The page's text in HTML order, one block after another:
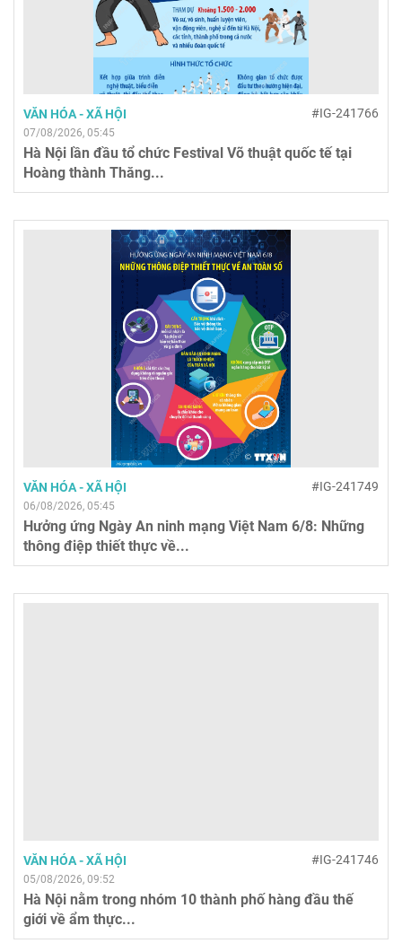
VĂN HÓA - XÃ HỘI #IG-241766
07/08/2026, 05:45
Hà Nội lần đầu tổ chức Festival Võ thuật quốc tế tại
Hoàng thành Thăng...
VĂN HÓA - XÃ HỘI #IG-241749
06/08/2026, 05:45
Hưởng ứng Ngày An ninh mạng Việt Nam 6/8: Những
thông điệp thiết thực về...
VĂN HÓA - XÃ HỘI #IG-241746
05/08/2026, 09:52
Hà Nội nằm trong nhóm 10 thành phố hàng đầu thế
giới về ẩm thực...